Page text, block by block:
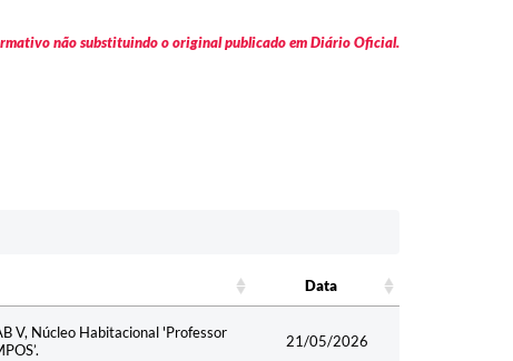
não substituindo o original publicado em Diário Oficial.
Data
V, Núcleo Habitacional 'Professor
21/05/2026